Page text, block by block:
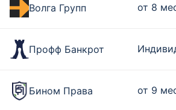
Волга Групп от 8
Профф Банкрот
Бином Права от 9